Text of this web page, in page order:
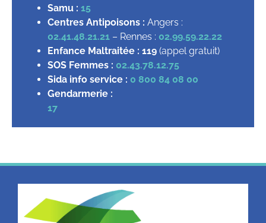
Samu : 15
Centres Antipoisons : Angers :
02.41.48.21.21 – Rennes : 02.99.59.22.22
Enfance Maltraitée : 119 (appel gratuit)
SOS Femmes : 02.43.78.12.75
Sida info service : 0 800 84 08 00
Gendarmerie :
17